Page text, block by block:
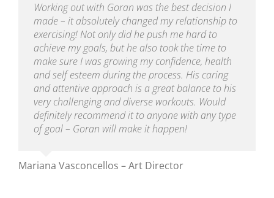
Working out with Goran was the best decision I
made – it absolutely changed my relationship to
exercising! Not only did he push me hard to
achieve my goals, but he also took the time to
make sure I was growing my confidence, health
and self esteem during the process. His caring
and attentive approach is a great balance to his
very challenging and diverse workouts. Would
definitely recommend it to anyone with any type
of goal – Goran will make it happen!
Mariana Vasconcellos – Art Director